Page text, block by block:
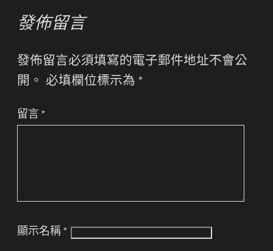
發佈留言
發佈留言必須填寫的電子郵件地址不會公
開。 必填欄位標示為 *
留言 *
顯示名稱 *